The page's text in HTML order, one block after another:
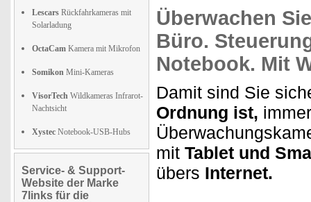
Lescars Rückfahrkameras mit
Solarladung
OctaCam Kamera mit Mikrofon
Somikon Mini-Kameras
VisorTech Wildkameras Infrarot-
Nachtsicht
Xystec Notebook-USB-Hubs
Service- & Support-
Website der Marke
7links für die
Überwachen
Büro.
Notebook. Mit
Damit sind Sie
Ordnung ist,
mit Tablet und
übers Internet.